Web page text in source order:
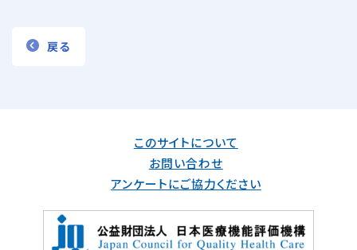
戻る
このサイトについて
お問い合わせ
アンケートにご協力ください